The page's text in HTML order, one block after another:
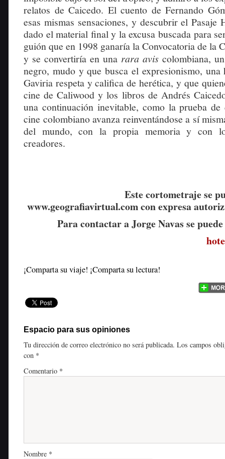
relatos de Caicedo. El cuento de Fernando
esas mismas sensaciones, y descubrir el Pasaje
dado el material final y la excusa buscada para
guión que en 1998 ganaría la Convocatoria de la
y se convertiría en una rara avis colombiana,
negro, mudo y que busca el expresionismo,
Gaviria respeta y califica de herética, y que
cine de Caliwood y los libros de Andrés
una continuación inevitable, como la prueba
cine colombiano avanza reinventándose a sí
del mundo, con la propia memoria y con
creadores.
Este cortometraje se
www.geografiavirtual.com con expresa
Para contactar a Jorge Navas se
¡Comparta su viaje! ¡Comparta su lectura!
Espacio para sus opiniones
Tu dirección de correo electrónico no será publicada. Los campos
con *
Comentario *
Nombre *